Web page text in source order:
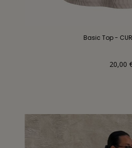
Basic Top -
20,00